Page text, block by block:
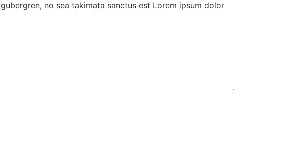
no sea takimata sanctus est Lorem ipsum dolor